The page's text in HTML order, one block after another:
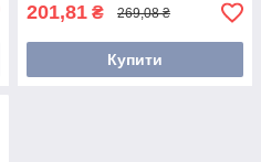
201,81 ₴ 269,08 ₴
Купити